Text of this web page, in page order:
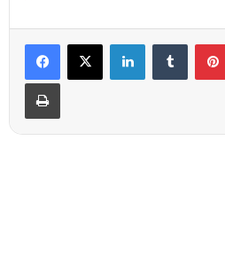
LinkedinTumblr
Imprimer